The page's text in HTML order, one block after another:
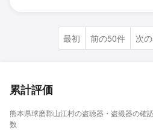
最初 前の50件 次
累計評価
熊本県球磨郡山江村の盗聴器・盗撮器の確
数